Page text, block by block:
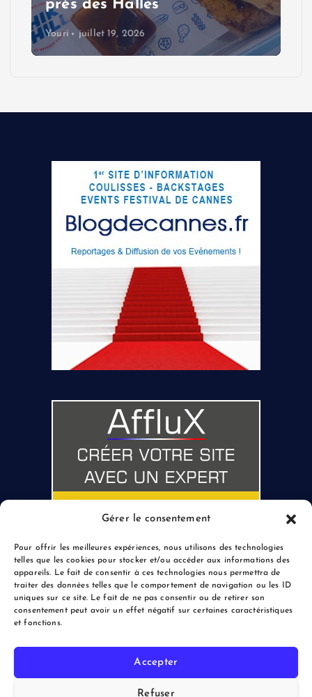
Gérer le consentement
Pour offrir les meilleures expériences, nous utilisons des technologies
telles que les cookies pour stocker et/ou accéder aux informations des
appareils. Le fait de consentir à ces technologies nous permettra de
traiter des données telles que le comportement de navigation ou les ID
uniques sur ce site. Le fait de ne pas consentir ou de retirer son
consentement peut avoir un effet négatif sur certaines caractéristiques
et fonctions.
Accepter
Refuser
près des Halles
Youri juillet 19, 2026
Copyright © 2026 le Blogreporter | Powered by Afflux.info